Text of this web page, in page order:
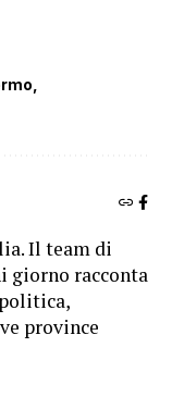
Il team di
giorno racconta
province